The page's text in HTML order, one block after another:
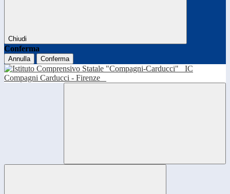
Chiudi
Conferma
Annulla Conferma
IC
Compagni Carducci - Firenze